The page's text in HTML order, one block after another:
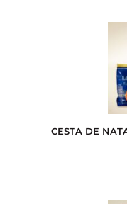
CESTA DE